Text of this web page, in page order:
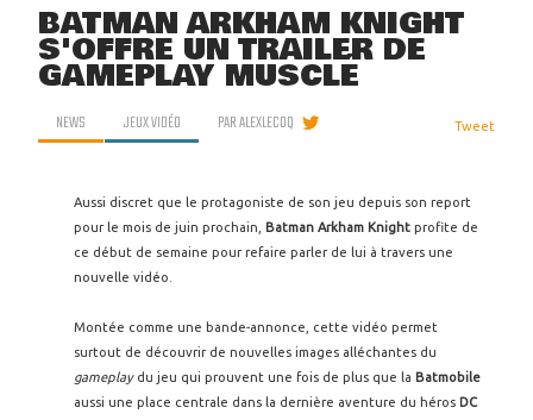
BATMAN ARKHAM KNIGHT
S'OFFRE UN TRAILER DE
GAMEPLAY MUSCLÉ
NEWS JEUX VIDÉO PARALEXLECOQ Tweet
Aussi discret que le protagoniste de son jeu depuis son report
pour le mois de juin prochain, Batman Arkham Knight profite de
ce début de semaine pour refaire parler de lui à travers une
nouvelle vidéo.
Montée comme une bande-annonce, cette vidéo permet
surtout de découvrir de nouvelles images alléchantes du
gameplay du jeu qui prouvent une fois de plus que la Batmobile
aussi une place centrale dans la dernière aventure du héros DC